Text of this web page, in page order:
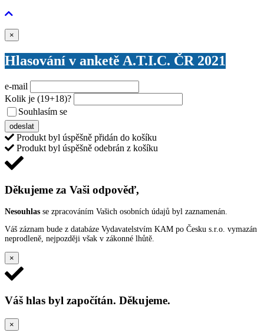
×
Hlasování v anketě A.T.I.C. ČR 2021
e-mail
Kolik je (19+18)?
Souhlasím se
odeslat
Produkt byl úspěšně přidán do košíku
Produkt byl úspěšně odebrán z košíku
Děkujeme za Vaši odpověď,
Nesouhlas se zpracováním Vašich osobních údajů byl zaznamenán.
Váš záznam bude z databáze Vydavatelstvím KAM po Česku s.r.o. vymazán
neprodleně, nejpozději však v zákonné lhůtě.
×
Váš hlas byl započítán. Děkujeme.
×